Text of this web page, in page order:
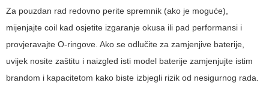
Za pouzdan rad redovno perite spremnik (ako je moguće),
mijenjajte coil kad osjetite izgaranje okusa ili pad performansi i
provjeravajte O-ringove. Ako se odlučite za zamjenjive baterije,
uvijek nosite zaštitu i naizgled isti model baterije zamjenjujte istim
brandom i kapacitetom kako biste izbjegli rizik od nesigurnog rada.